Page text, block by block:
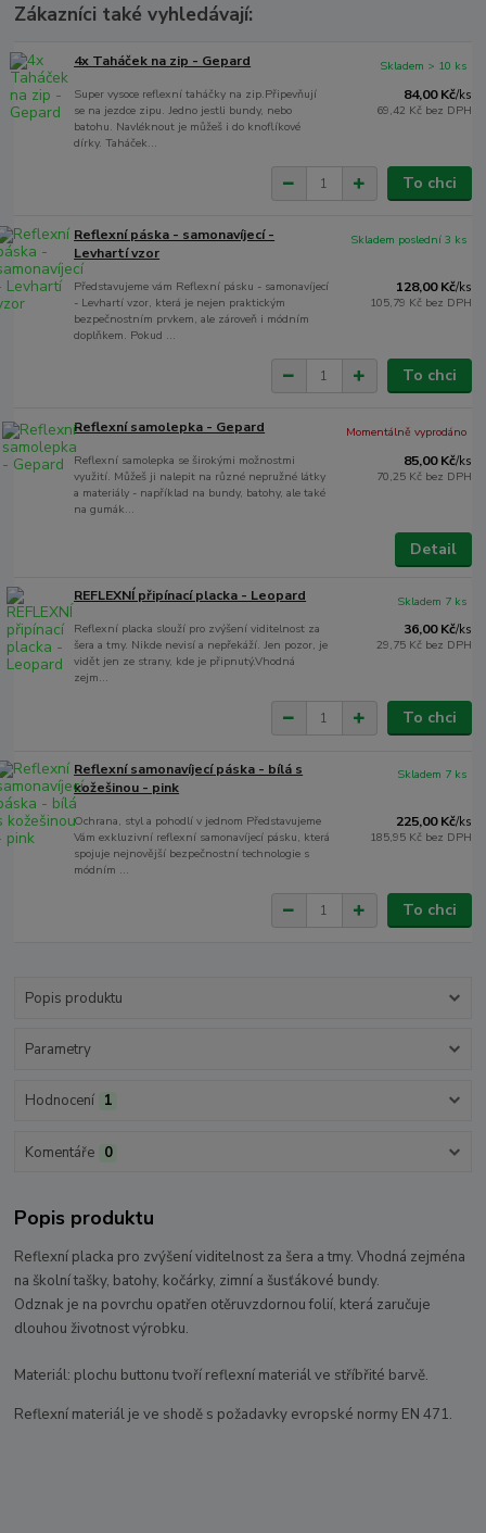
Zákazníci také vyhledávají:
4x Taháček na zip - Gepard
Super vysoce reflexní taháčky na zip.Připevňují
se na jezdce zipu. Jedno jestli bundy, nebo
batohu. Navléknout je můžeš i do knoflíkové
dírky. Taháček...
84,00 Kč/ks
69,42 Kč bez DPH
Skladem > 10 ks
To chci
Reflexní páska - samonavíjecí -
Levhartí vzor
Představujeme vám Reflexní pásku - samonavíjecí
- Levhartí vzor, která je nejen praktickým
bezpečnostním prvkem, ale zároveň i módním
doplňkem. Pokud ...
128,00 Kč/ks
105,79 Kč bez DPH
Skladem poslední 3 ks
To chci
Reflexní samolepka - Gepard
Reflexní samolepka se širokými možnostmi
využití. Můžeš ji nalepit na různé nepružné látky
a materiály - například na bundy, batohy, ale také
na gumák...
85,00 Kč/ks
70,25 Kč bez DPH
Momentálně vyprodáno
Detail
REFLEXNÍ připínací placka - Leopard
Reflexní placka slouží pro zvýšení viditelnost za
šera a tmy. Nikde nevisí a nepřekáží. Jen pozor, je
vidět jen ze strany, kde je připnutý.Vhodná
zejm...
36,00 Kč/ks
29,75 Kč bez DPH
Skladem 7 ks
To chci
Reflexní samonavíjecí páska - bílá s
kožešinou - pink
Ochrana, styl a pohodlí v jednom Představujeme
Vám exkluzivní reflexní samonavíjecí pásku, která
spojuje nejnovější bezpečnostní technologie s
módním ...
225,00 Kč/ks
185,95 Kč bez DPH
Skladem 7 ks
To chci
Popis produktu
Parametry
Hodnocení 1
Komentáře 0
Popis produktu
Reflexní placka pro zvýšení viditelnost za šera a tmy. Vhodná zejména
na školní tašky, batohy, kočárky, zimní a šusťákové bundy.
Odznak je na povrchu opatřen otěruvzdornou folií, která zaručuje
dlouhou životnost výrobku.
Materiál: plochu buttonu tvoří reflexní materiál ve stříbřité barvě.
Reflexní materiál je ve shodě s požadavky evropské normy EN 471.